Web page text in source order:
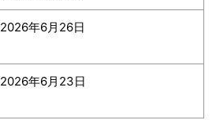
2026年6月26日
2026年6月23日